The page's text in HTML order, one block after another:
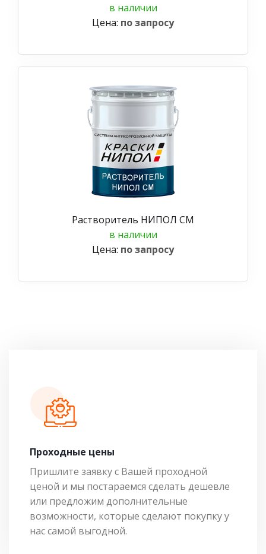
в наличии
Цена: по запросу
Растворитель НИПОЛ СМ
в наличии
Цена: по запросу
Проходные цены
Пришлите заявку с Вашей проходной
ценой и мы постараемся сделать дешевле
или предложим дополнительные
возможности, которые сделают покупку у
нас самой выгодной.